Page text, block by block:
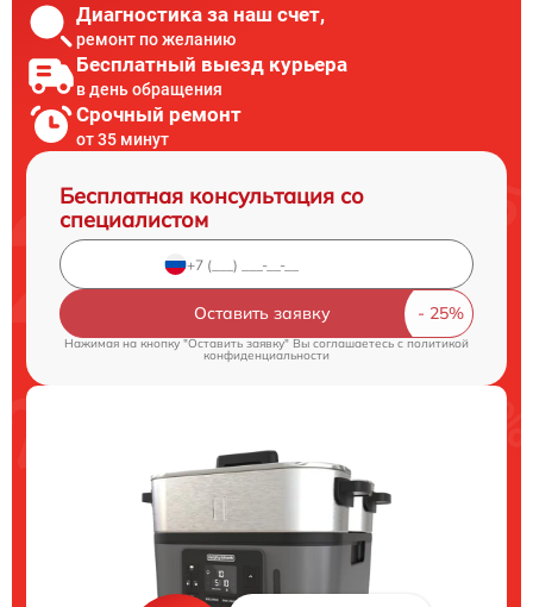
Диагностика за наш счет,
ремонт по желанию
Бесплатный выезд курьера
в день обращения
Срочный ремонт
от 35 минут
Бесплатная консультация со
специалистом
Оставить заявку
Нажимая на кнопку "Оставить заявку" Вы соглашаетесь cполитикой
конфиденциальности